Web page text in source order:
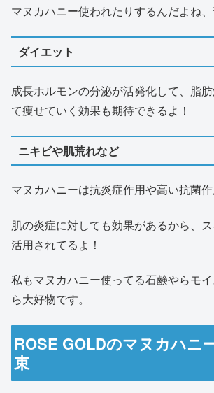
マヌカハニー使われたりするんだよね、
ダイエット
成長ホルモンの分泌が活発化して、脂
て痩せていく効果も期待できるよ！
ニキビや肌荒れなど
マヌカハニーは抗炎症作用や高い抗菌作
肌の炎症に対しても効果があるから、
活用されてるよ！
私もマヌカハニー使ってる石鹸やらモ
ら大好物です。
ROSE GOLDのマヌカハニ
束